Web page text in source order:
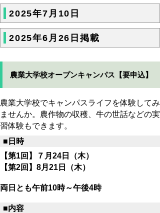
2025年7月10日
2025年6月26日掲載
農業大学校オープンキャンパス【要申込】
農業大学校でキャンパスライフを体験してみ
ませんか。農作物の収穫、牛の世話などの実
習体験もできます。
■日時
【第1回】７月24日（木）
【第2回】8月21日（木）
両日とも午前10時～午後4時
■内容